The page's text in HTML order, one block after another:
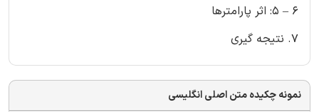
6 – 5: اثر پارامترها
7. نتیجه گیری
نمونه چکیده متن اصلی انگلیسی